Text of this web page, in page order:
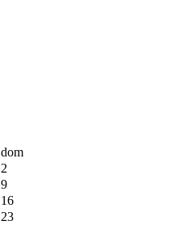
dom
2
9
16
23